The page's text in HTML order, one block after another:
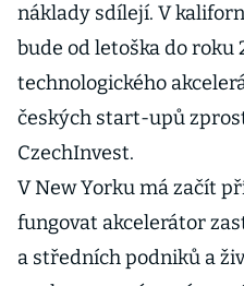
náklady sdílejí. V
bude od letoška do roku
technologického
českých start-upů
CzechInvest.
V New Yorku má začít
fungovat akcelerátor
a středních podniků a